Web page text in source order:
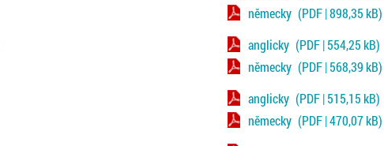
německy (PDF | 898,35 kB)
anglicky (PDF | 554,25 kB)
německy (PDF | 568,39 kB)
anglicky (PDF | 515,15 kB)
německy (PDF | 470,07 kB)